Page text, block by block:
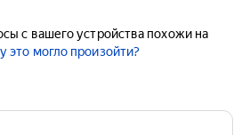
с вашего устройства похожи на
это могло произойти?